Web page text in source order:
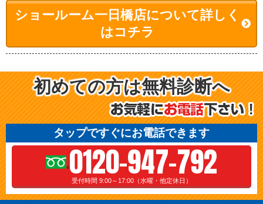
ショールーム一日橋店について詳しく
はコチラ
初めての方は無料診断へ
タップですぐにお電話できます
0120-947-792
受付時間 9:00～17:00（水曜・他定休日）